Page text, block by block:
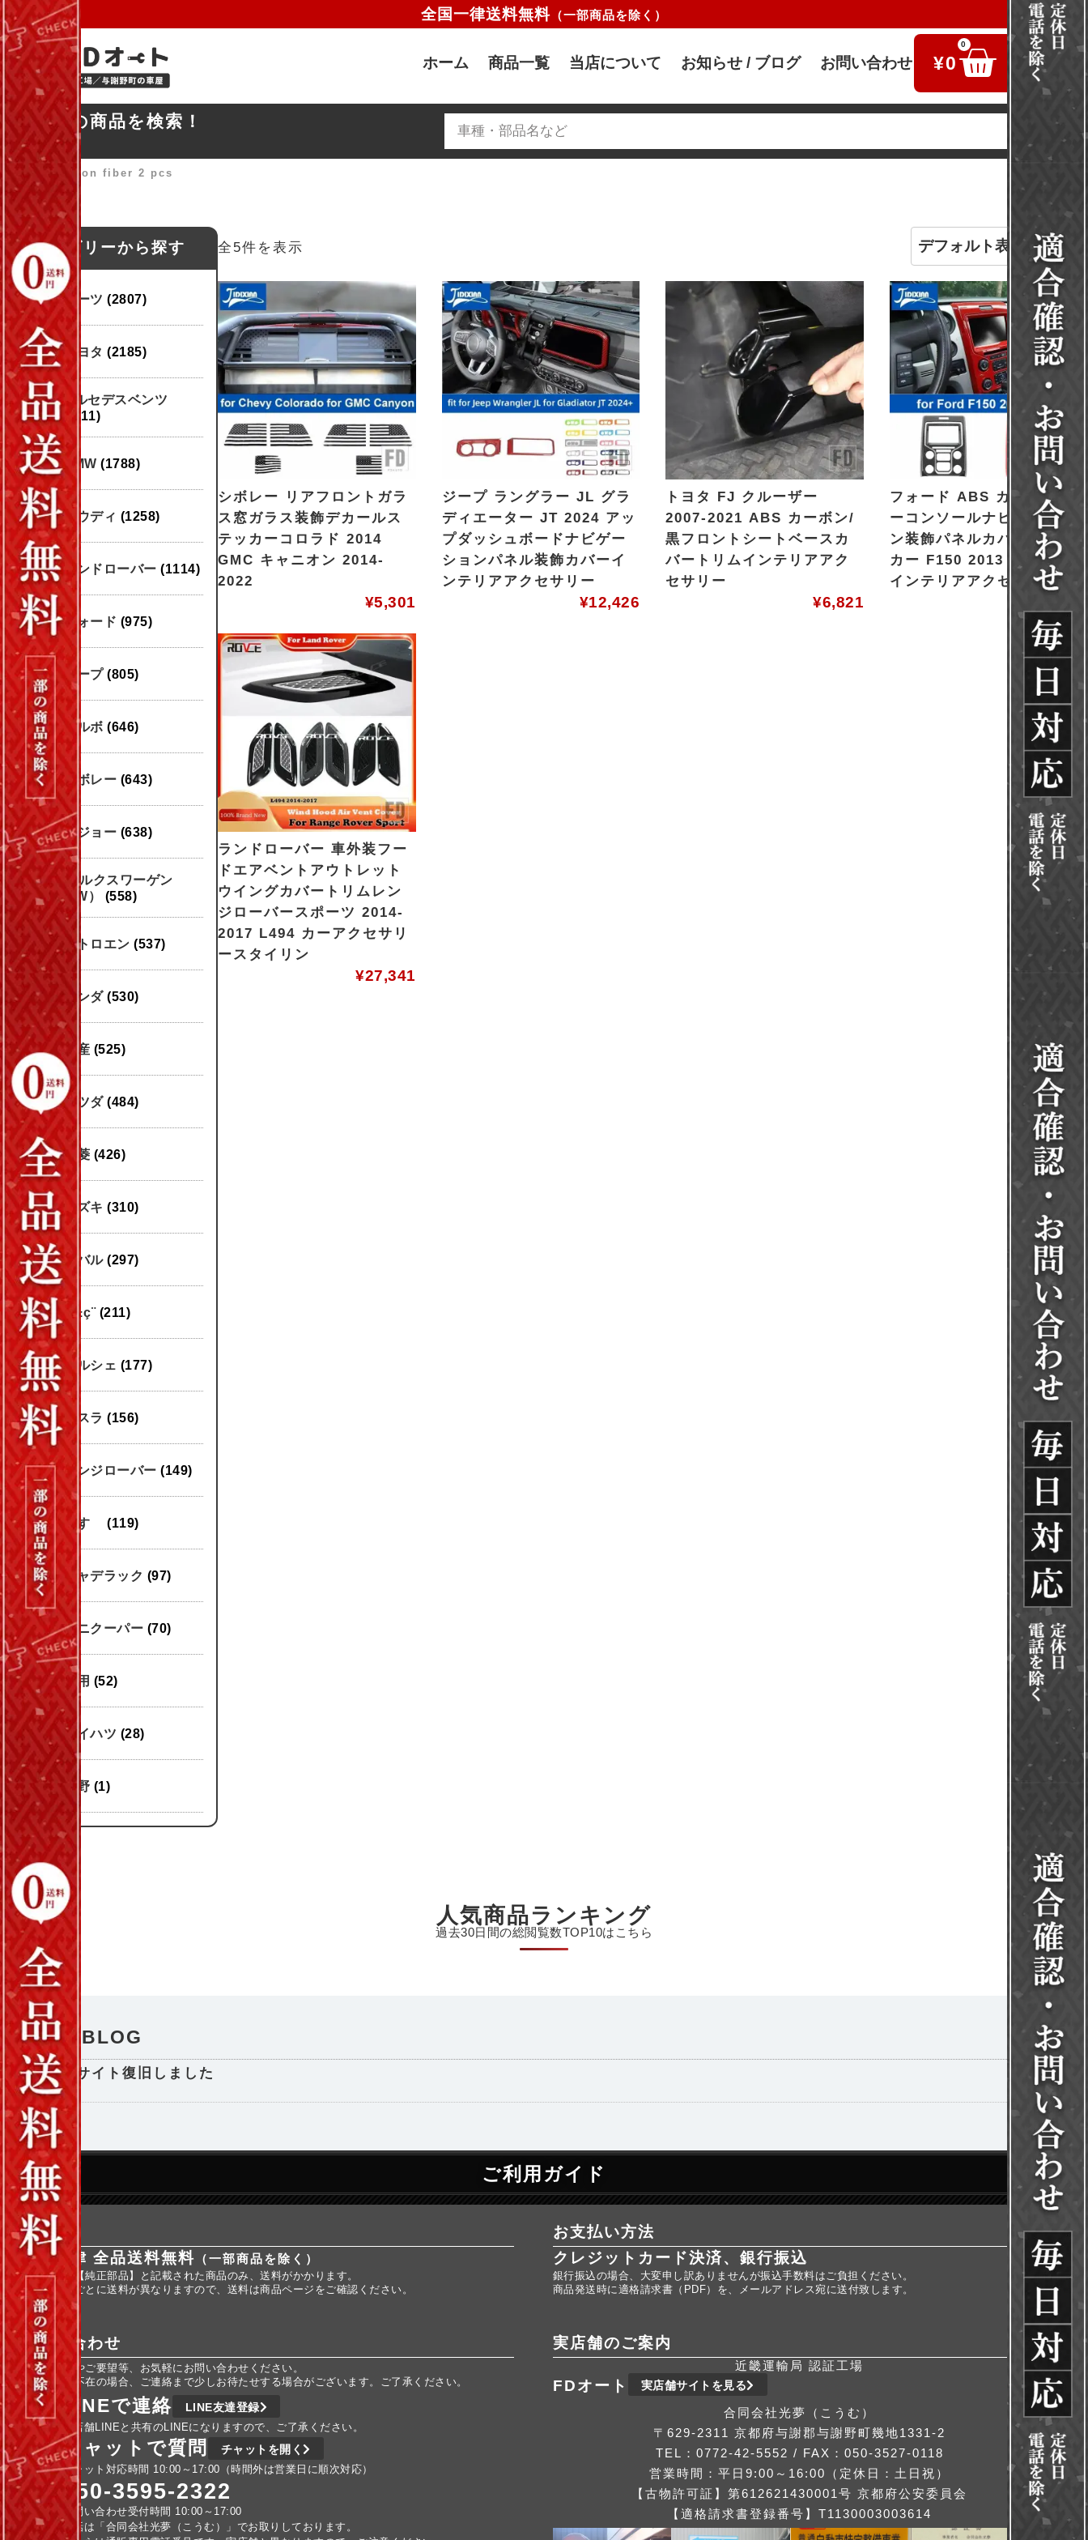
全国一律送料無料 （一部商品を除く）
ホーム 商品一覧 当店について お知らせ / ブログ お問い合わせ ¥0
0
お探しの商品を検索！
ホーム » carbon fiber 2 pcs
カテゴリーから探す
パーツ (2807)
トヨタ (2185)
メルセデスベンツ
(1911)
BMW (1788)
アウディ (1258)
ランドローバー (1114)
フォード (975)
ジープ (805)
ボルボ (646)
シボレー (643)
プジョー (638)
フォルクスワーゲン
（VW） (558)
シトロエン (537)
ホンダ (530)
日産 (525)
マツダ (484)
三菱 (426)
スズキ (310)
スバル (297)
æ±ç¨ (211)
ポルシェ (177)
テスラ (156)
レンジローバー (149)
いすゞ (119)
キャデラック (97)
ミニクーパー (70)
汎用 (52)
ダイハツ (28)
日野 (1)
全5件を表示
シボレー リアフロントガラ
ス窓ガラス装飾デカールス
テッカーコロラド 2014
GMC キャニオン 2014-
2022
¥5,301
ジープ ラングラー JL グラ
ディエーター JT 2024 アッ
プダッシュボードナビゲー
ションパネル装飾カバーイ
ンテリアアクセサリー
¥12,426
トヨタ FJ クルーザー
2007-2021 ABS カーボン/
黒フロントシートベースカ
バートリムインテリアアク
セサリー
¥6,821
フォード ABS カーセンタ
ーコンソールナビゲーショ
ン装飾パネルカバーステッ
カー F150 2013 2014 カー
インテリアアクセサリー
ランドローバー 車外装フー
ドエアベントアウトレット
ウイングカバートリムレン
ジローバースポーツ 2014-
2017 L494 カーアクセサリ
ースタイリン
¥27,341
人気商品ランキング
過去30日間の総閲覧数TOP10はこちら
NEWS / BLOG
2025-08-29 サイト復旧しました
一覧を見る
ご利用ガイド
送料
全国一律 全品送料無料 （一部商品を除く）
※商品名に【純正部品】と記載された商品のみ、送料がかかります。
※純正部品ごとに送料が異なりますので、送料は商品ページをご確認ください。
お支払い方法
クレジットカード決済、銀行振込
銀行振込の場合、大変申し訳ありませんが振込手数料はご負担ください。
商品発送時に適格請求書（PDF）を、メールアドレス宛に送付致します。
お問い合わせ
ご不明な点やご要望等、お気軽にお問い合わせください。
車検などで不在の場合、ご連絡まで少しお待たせする場合がございます。ご了承ください。
LINEで連絡 LINE友達登録
実店舗LINEと共有のLINEになりますので、ご了承ください。
チャットで質問 チャットを開く
チャット対応時間 10:00～17:00（時間外は営業日に順次対応）
050-3595-2322
お問い合わせ受付時間 10:00～17:00
電話は「合同会社光夢（こうむ）」でお取りしております。
実店舗のご案内
近畿運輸局 認証工場
FDオート 実店舗サイトを見る
合同会社光夢（こうむ）
〒629-2311 京都府与謝郡与謝野町幾地1331-2
TEL：0772-42-5552 / FAX：050-3527-0118
営業時間：平日9:00～16:00（定休日：土日祝）
【古物許可証】第612621430001号 京都府公安委員会
【適格請求書登録番号】T1130003003614